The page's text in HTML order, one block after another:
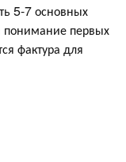
5-7 основных
понимание первых
фактура для